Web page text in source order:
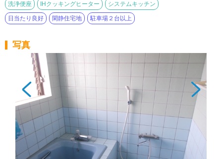
洗浄便座 IHクッキングヒーター システムキッチン
日当たり良好 閑静住宅地 駐車場２台以上
写真